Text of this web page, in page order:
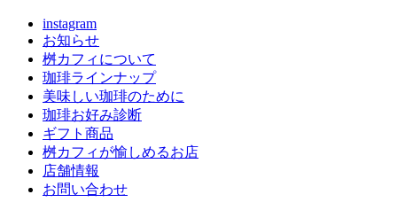
instagram
お知らせ
桝カフィについて
珈琲ラインナップ
美味しい珈琲のために
珈琲お好み診断
ギフト商品
桝カフィが愉しめるお店
店舗情報
お問い合わせ